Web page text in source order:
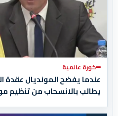
كورة عالمية
عندما يفضح المونديال عقدة
المغرب المباراة النهائية!